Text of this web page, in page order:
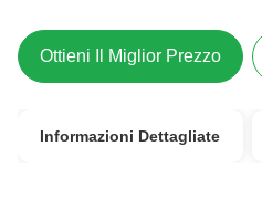
Ottieni Il Miglior Prezzo
Informazioni Dettagliate